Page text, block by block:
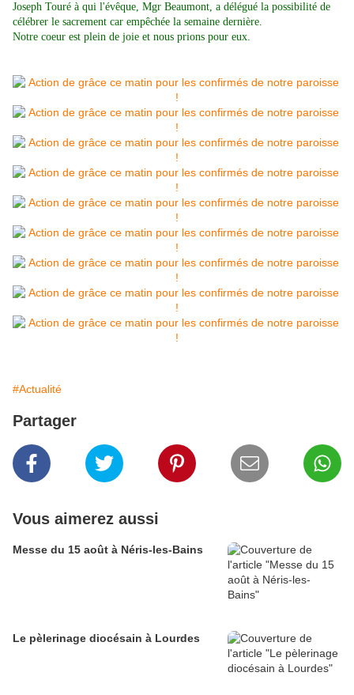
Joseph Touré à qui l'évêque, Mgr Beaumont, a délégué la possibilité de
célébrer le sacrement car empêchée la semaine dernière.
Notre coeur est plein de joie et nous prions pour eux.
#Actualité
Partager
Vous aimerez aussi
Messe du 15 août à Néris-les-Bains
Le pèlerinage diocésain à Lourdes